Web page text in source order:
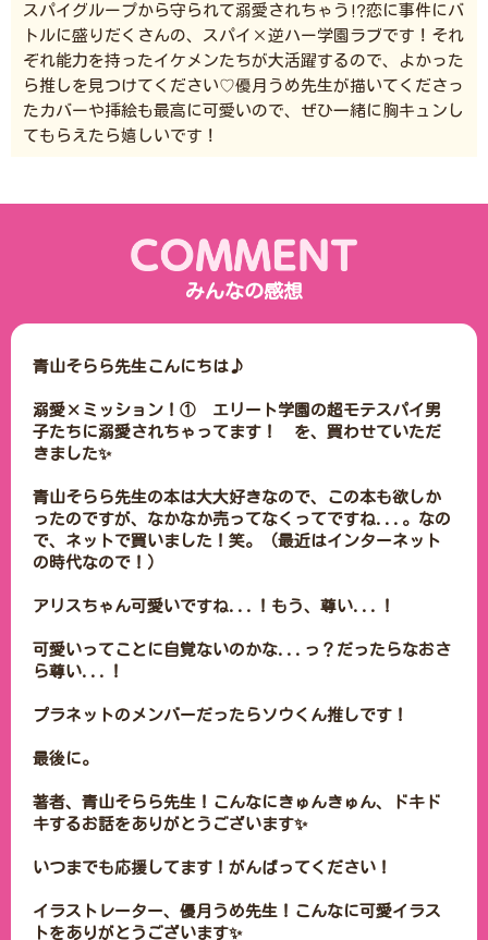
スパイグループから守られて溺愛されちゃう⁉︎恋に事件にバ
トルに盛りだくさんの、スパイ×逆ハー学園ラブです！それ
ぞれ能力を持ったイケメンたちが大活躍するので、よかった
ら推しを見つけてください♡優月うめ先生が描いてくださっ
たカバーや挿絵も最高に可愛いので、ぜひ一緒に胸キュンし
てもらえたら嬉しいです！
みんなの感想
青山そらら先生こんにちは♪
溺愛×ミッション！①　エリート学園の超モテスパイ男
子たちに溺愛されちゃってます！　を、買わせていただ
きました✨
青山そらら先生の本は大大好きなので、この本も欲しか
ったのですが、なかなか売ってなくってですね...。なの
で、ネットで買いました！笑。（最近はインターネット
の時代なので！）
アリスちゃん可愛いですね...！もう、尊い...！
可愛いってことに自覚ないのかな...っ？だったらなおさ
ら尊い...！
プラネットのメンバーだったらソウくん推しです！
最後に。
著者、青山そらら先生！こんなにきゅんきゅん、ドキド
キするお話をありがとうございます✨
いつまでも応援してます！がんばってください！
イラストレーター、優月うめ先生！こんなに可愛イラス
トをありがとうございます✨